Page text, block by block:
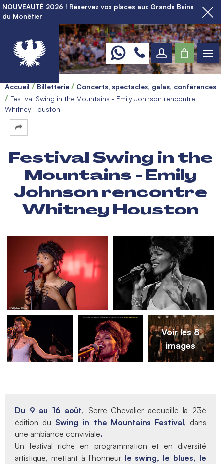
NOUVEAUTÉ 2026 ! Réservez vos places aux Grands Bains
du Monêtier
Accueil Billetterie
Concerts, spectacles, galas, conférences
Festival Swing in the Mountains - Emily Johnson rencontre
Whitney Houston
Festival Swing in the
Mountains - Emily
Johnson rencontre
Whitney Houston
Voir les 8
images
Du 9 au 16 août, Serre Chevalier accueille la 23è
édition du Swing in the Mountains Festival, dans
une ambiance conviviale.
Un festival riche en programmation et en diversité
artistique, mettant à l'honneur le swing, le blues, le